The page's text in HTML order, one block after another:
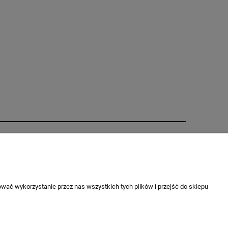
wykorzystanie przez nas wszystkich tych plików i przejść do sklepu